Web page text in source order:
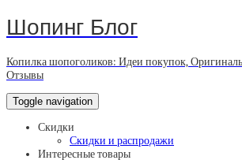
Шопинг Блог
Копилка шопоголиков: Идеи покупок,
Отзывы
Toggle navigation
Скидки
Скидки и распродажи
Интересные товары